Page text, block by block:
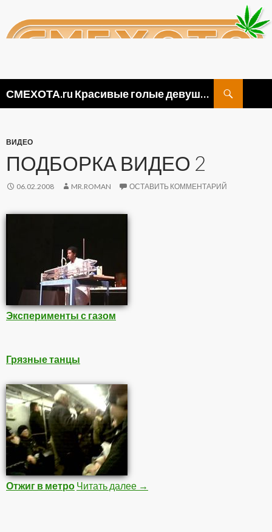
СМЕХОТА.ru Красивые голые девушки, прикольные картинки ню и видео приколы
ВИДЕО
ПОДБОРКА ВИДЕО 2
06.02.2008 MR.ROMAN ОСТАВИТЬ КОММЕНТАРИЙ
Эксперименты с газом
Грязные танцы
Отжиг в метро Читать далее Подборка Видео 2
→